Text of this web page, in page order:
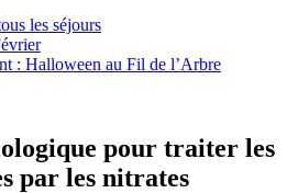
les séjours
: Halloween au Fil de l’Arbre
pour traiter les
par les nitrates